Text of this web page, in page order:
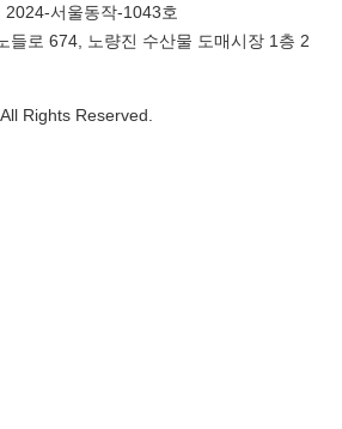
서울동작-1043호
들로 674, 노량진 수산물 도매시장 1층 2
Rights Reserved.